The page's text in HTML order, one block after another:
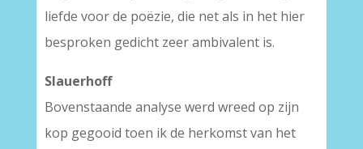
liefde voor de poëzie, die net als in het hier
besproken gedicht zeer ambivalent is.
Slauerhoff
Bovenstaande analyse werd wreed op zijn
kop gegooid toen ik de herkomst van het